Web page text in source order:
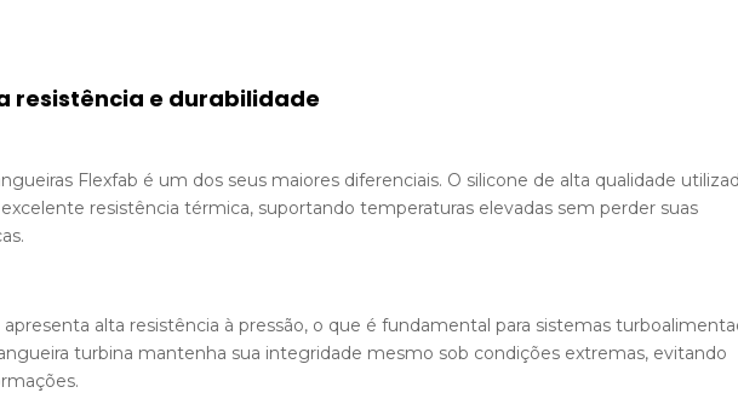
resistência e durabilidade
Flexfab é um dos seus maiores diferenciais. O silicone de alta qualidade
resistência térmica, suportando temperaturas elevadas sem perder suas
alta resistência à pressão, o que é fundamental para sistemas
turbina mantenha sua integridade mesmo sob condições extremas, evitando